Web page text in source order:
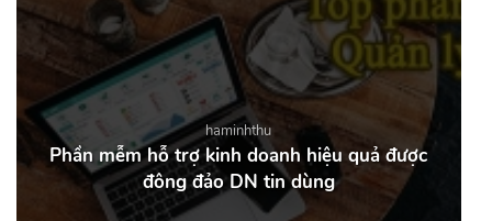
haminhthu
Phần mễm hỗ trợ kinh doanh hiệu quả được
đông đảo DN tin dùng